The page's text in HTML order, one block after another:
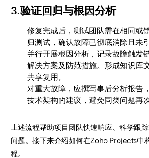
3.验证回归与根因分析
修复完成后，测试团队需在相同或
归测试，确认故障已彻底消除且未
并行开展根因分析，记录故障触发
解决方案及防范措施。形成知识库
共享复用。
对重大故障，应撰写事后分析报告
技术架构的建议，避免同类问题再
上述流程帮助项目团队快速响应、科学跟
问题。接下来介绍如何在Zoho Projects中
程。